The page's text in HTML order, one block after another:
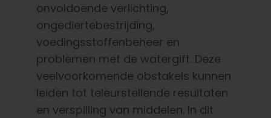
onvoldoende verlichting,
ongediertebestrijding,
voedingsstoffenbeheer en
problemen met de watergift. Deze
veelvoorkomende obstakels kunnen
leiden tot teleurstellende resultaten
en verspilling van middelen. In dit